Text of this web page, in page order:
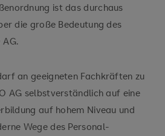
ist das durchaus
die große Bedeutung des
an geeigneten Fachkräften zu
AG selbstverständlich auf eine
auf hohem Niveau und
Wege des Personal-